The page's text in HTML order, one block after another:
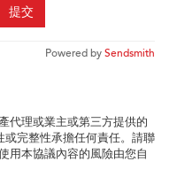
提交
Powered bySendsmith
代理或業主或第三方提供的
或完整性承擔任何責任。請聯
用本協議內容的風險由您自